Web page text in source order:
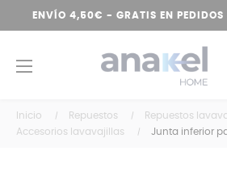
ENVÍO 4,50€ - GRATIS EN PEDIDOS
Navegación
☰
Inicio Repuestos
Repuestos
Accesorios lavavajillas
Junta inferior